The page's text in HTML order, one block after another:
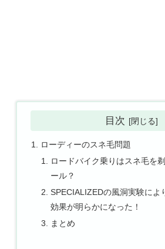
目次
ローディーのスネ毛問題
ロードバイク乗りはスネ毛を
ール？
SPECIALIZEDの風洞実験によ
効果が明らかになった！
まとめ